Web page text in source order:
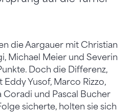
die Aargauer mit Christian
Michael Meier und Severin
Doch die Differenz,
Yusof, Marco Rizzo,
Coradi und Pascal Bucher
sicherte, holten sie sich